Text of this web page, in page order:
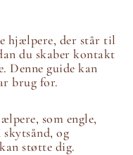
hjælpere, der står til
du skaber kontakt
Denne guide kan
brug for.
som engle,
og
støtte dig.